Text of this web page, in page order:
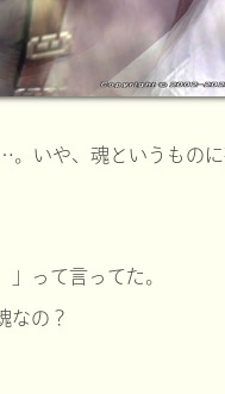
いや、魂というもの
って言ってた。
なの？